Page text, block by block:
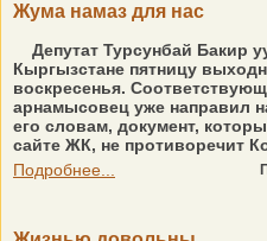
Жума намаз для нас
Депутат Турсунбай Бакир
Кыргызстане пятницу
воскресенья.
арнамысовец уже направил
его словам, документ,
сайте ЖК, не противоречит
Подробнее...